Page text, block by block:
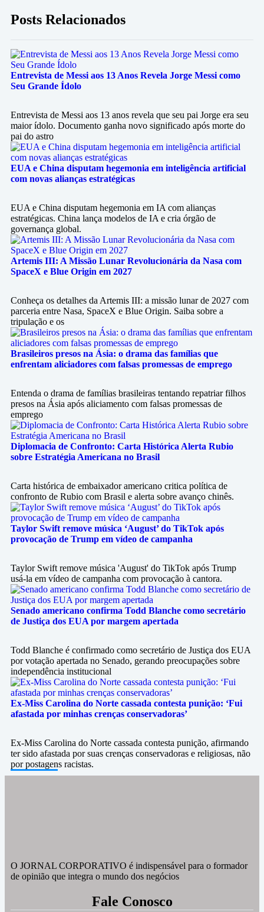
Posts Relacionados
Entrevista de Messi aos 13 Anos Revela Jorge Messi como
Seu Grande Ídolo
Entrevista de Messi aos 13 anos revela que seu pai Jorge era seu
maior ídolo. Documento ganha novo significado após morte do
pai do astro
EUA e China disputam hegemonia em inteligência artificial
com novas alianças estratégicas
EUA e China disputam hegemonia em IA com alianças
estratégicas. China lança modelos de IA e cria órgão de
governança global.
Artemis III: A Missão Lunar Revolucionária da Nasa com
SpaceX e Blue Origin em 2027
Conheça os detalhes da Artemis III: a missão lunar de 2027 com
parceria entre Nasa, SpaceX e Blue Origin. Saiba sobre a
tripulação e os
Brasileiros presos na Ásia: o drama das famílias que
enfrentam aliciadores com falsas promessas de emprego
Entenda o drama de famílias brasileiras tentando repatriar filhos
presos na Ásia após aliciamento com falsas promessas de
emprego
Diplomacia de Confronto: Carta Histórica Alerta Rubio
sobre Estratégia Americana no Brasil
Carta histórica de embaixador americano critica política de
confronto de Rubio com Brasil e alerta sobre avanço chinês.
Taylor Swift remove música ‘August’ do TikTok após
provocação de Trump em vídeo de campanha
Taylor Swift remove música 'August' do TikTok após Trump
usá-la em vídeo de campanha com provocação à cantora.
Senado americano confirma Todd Blanche como secretário
de Justiça dos EUA por margem apertada
Todd Blanche é confirmado como secretário de Justiça dos EUA
por votação apertada no Senado, gerando preocupações sobre
independência institucional
Ex-Miss Carolina do Norte cassada contesta punição: ‘Fui
afastada por minhas crenças conservadoras’
Ex-Miss Carolina do Norte cassada contesta punição, afirmando
ter sido afastada por suas crenças conservadoras e religiosas, não
por postagens racistas.
O JORNAL CORPORATIVO é indispensável para o formador
de opinião que integra o mundo dos negócios
Fale Conosco